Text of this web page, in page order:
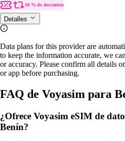
10 % de descuento
Detalles
Data plans for this provider are
to keep the information accurate, we
or accuracy. Please confirm all details
or app before purchasing.
FAQ de Voyasim para
¿Ofrece Voyasim eSIM de
Benín?